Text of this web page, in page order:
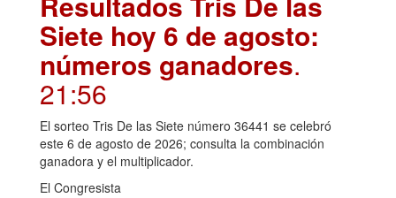
Siete hoy 6 de agosto:
números ganadores.
21:56
El sorteo Tris De las Siete número 36441 se celebró
este 6 de agosto de 2026; consulta la combinación
ganadora y el multiplicador.
El Congresista